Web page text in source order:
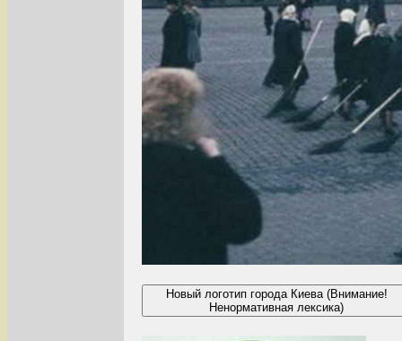
Новый логотип города Киева (Внимание!
Ненормативная лексика)